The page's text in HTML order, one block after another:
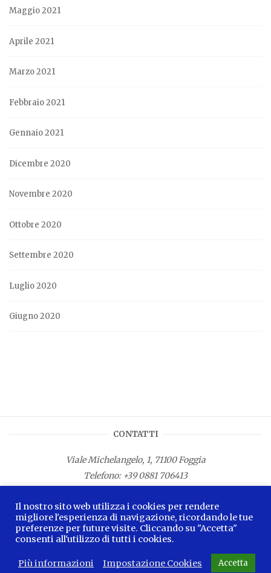
Maggio 2021
Aprile 2021
Marzo 2021
Febbraio 2021
Gennaio 2021
Dicembre 2020
Novembre 2020
Ottobre 2020
Settembre 2020
Luglio 2020
Giugno 2020
CONTATTI
Viale Michelangelo, 1, 71100 Foggia
Telefono: +39 0881 706413
E-mail:info.lamagnacapitana@regione.puglia.it
Il nostro sito web utilizza i cookies per rendere
migliore l'esperienza di navigazione, ricordando le tue
preferenze per future visite. Cliccando su "Accetta"
consenti all'utilizzo di tutti i cookies.
Più informazioni Impostazione Cookies Accetta